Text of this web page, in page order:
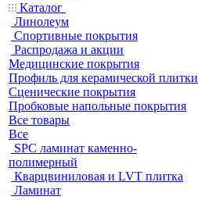
Каталог
Линолеум
Спортивные покрытия
Распродажа и акции
Медицинские покрытия
Профиль для керамической плитки
Сценические покрытия
Пробковые напольные покрытия
Все товары
Все
SPC ламинат каменно-
полимерный
Кварцвиниловая и LVT плитка
Ламинат